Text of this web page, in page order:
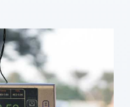
dürfen sie
hohe